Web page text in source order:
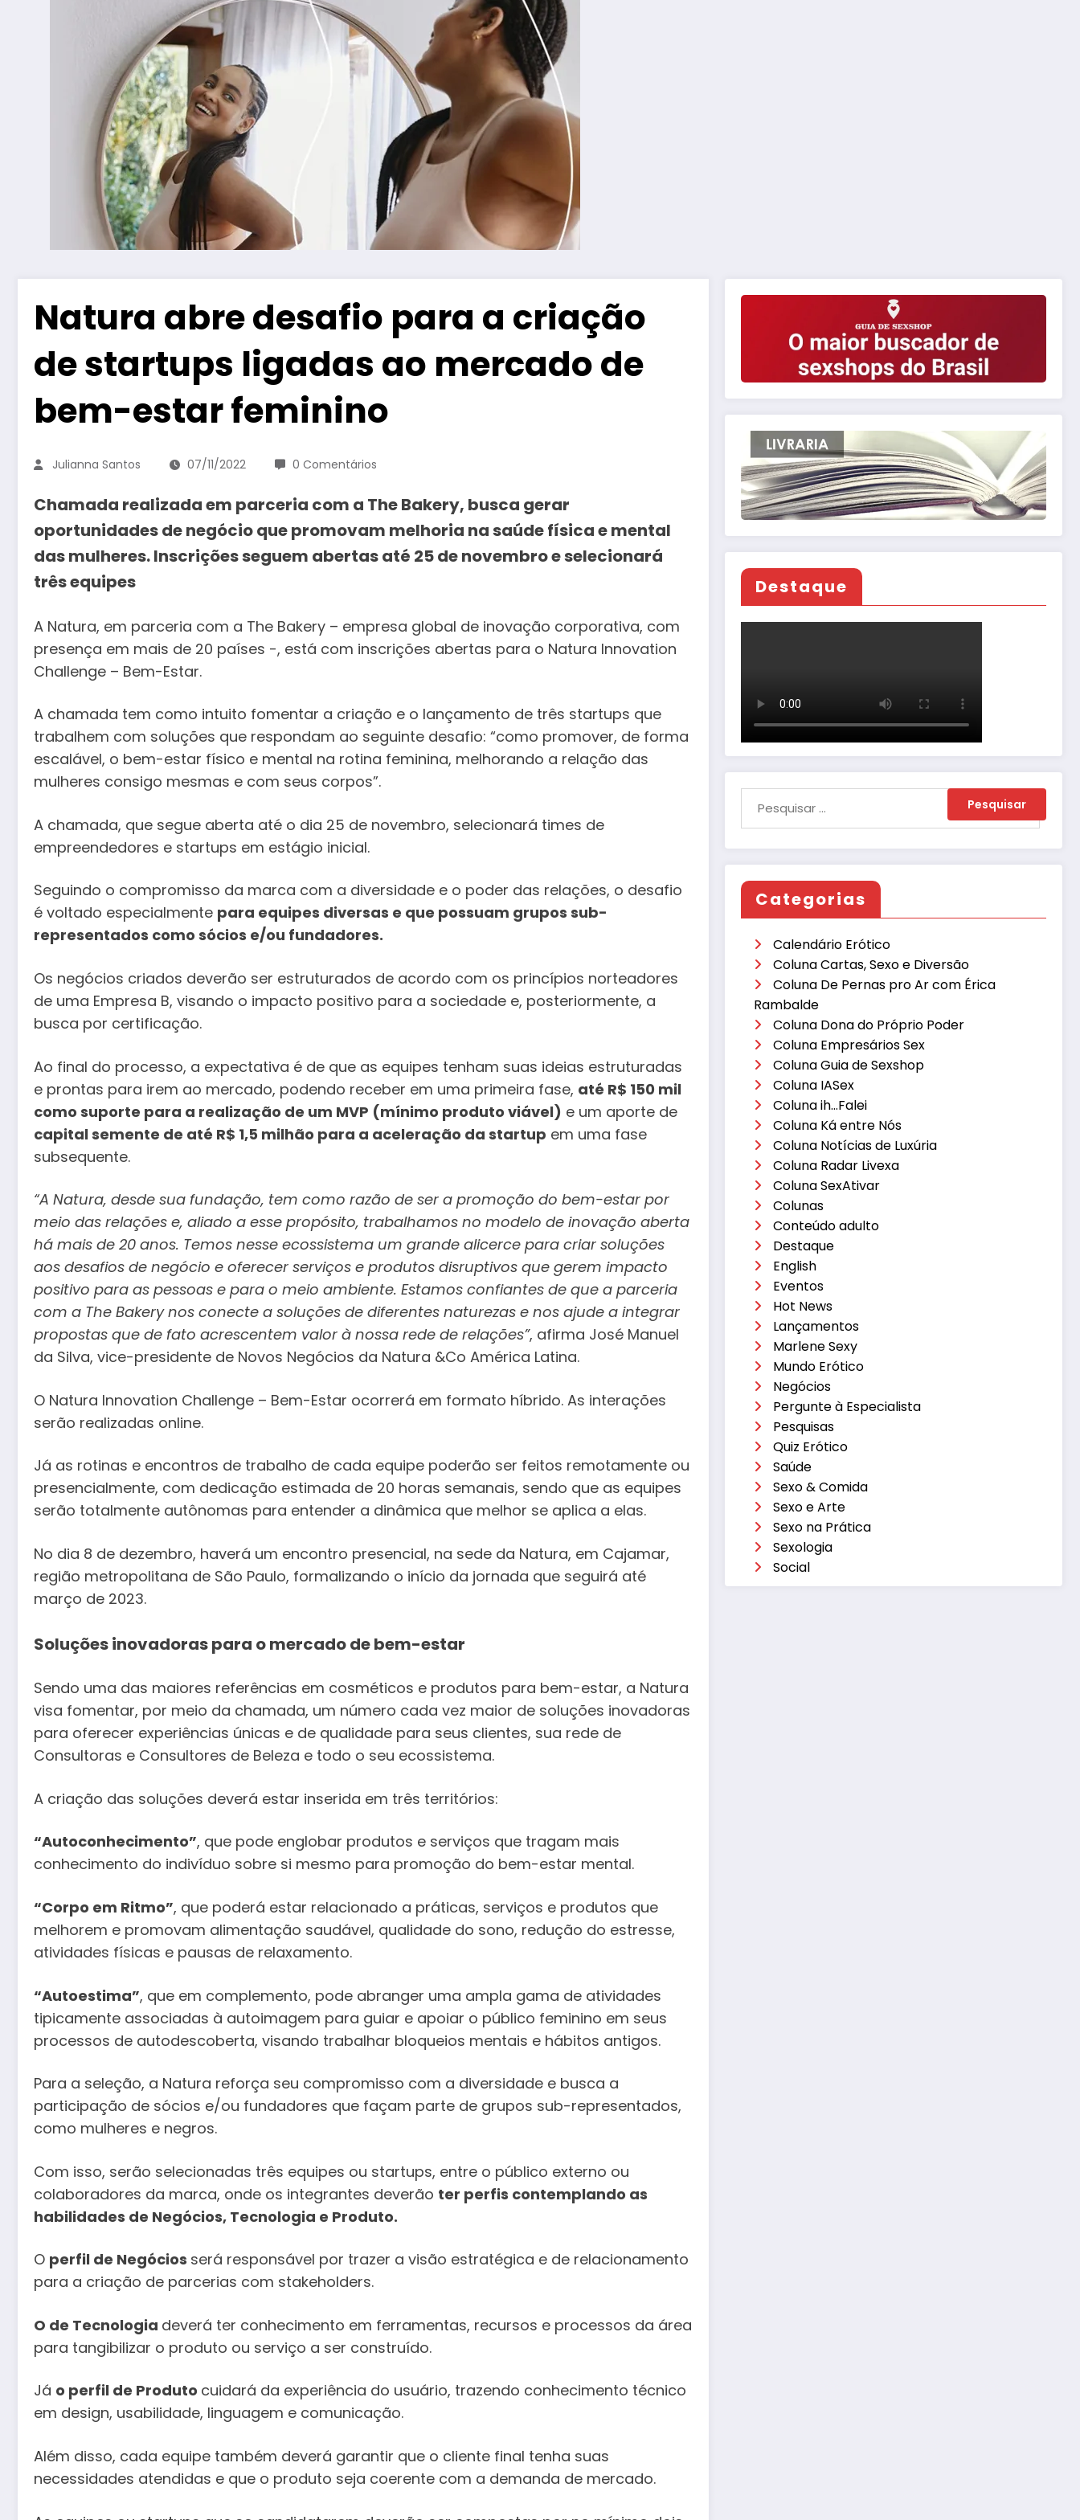
Natura abre desafio para a criação
de startups ligadas ao mercado de
bem-estar feminino
Julianna Santos 07/11/2022 0 Comentários
Chamada realizada em parceria com a The Bakery, busca gerar
oportunidades de negócio que promovam melhoria na saúde física e mental
das mulheres. Inscrições seguem abertas até 25 de novembro e selecionará
três equipes
A Natura, em parceria com a The Bakery – empresa global de inovação corporativa, com
presença em mais de 20 países -, está com inscrições abertas para o Natura Innovation
Challenge – Bem-Estar.
A chamada tem como intuito fomentar a criação e o lançamento de três startups que
trabalhem com soluções que respondam ao seguinte desafio: “como promover, de forma
escalável, o bem-estar físico e mental na rotina feminina, melhorando a relação das
mulheres consigo mesmas e com seus corpos”.
A chamada, que segue aberta até o dia 25 de novembro, selecionará times de
empreendedores e startups em estágio inicial.
Seguindo o compromisso da marca com a diversidade e o poder das relações, o desafio
é voltado especialmente para equipes diversas e que possuam grupos sub-
representados como sócios e/ou fundadores.
Os negócios criados deverão ser estruturados de acordo com os princípios norteadores
de uma Empresa B, visando o impacto positivo para a sociedade e, posteriormente, a
busca por certificação.
Ao final do processo, a expectativa é de que as equipes tenham suas ideias estruturadas
e prontas para irem ao mercado, podendo receber em uma primeira fase, até R$ 150 mil
como suporte para a realização de um MVP (mínimo produto viável) e um aporte de
capital semente de até R$ 1,5 milhão para a aceleração da startup em uma fase
subsequente.
“A Natura, desde sua fundação, tem como razão de ser a promoção do bem-estar por
meio das relações e, aliado a esse propósito, trabalhamos no modelo de inovação aberta
há mais de 20 anos. Temos nesse ecossistema um grande alicerce para criar soluções
aos desafios de negócio e oferecer serviços e produtos disruptivos que gerem impacto
positivo para as pessoas e para o meio ambiente. Estamos confiantes de que a parceria
com a The Bakery nos conecte a soluções de diferentes naturezas e nos ajude a integrar
propostas que de fato acrescentem valor à nossa rede de relações”, afirma José Manuel
da Silva, vice-presidente de Novos Negócios da Natura &Co América Latina.
O Natura Innovation Challenge – Bem-Estar ocorrerá em formato híbrido. As interações
serão realizadas online.
Já as rotinas e encontros de trabalho de cada equipe poderão ser feitos remotamente ou
presencialmente, com dedicação estimada de 20 horas semanais, sendo que as equipes
serão totalmente autônomas para entender a dinâmica que melhor se aplica a elas.
No dia 8 de dezembro, haverá um encontro presencial, na sede da Natura, em Cajamar,
região metropolitana de São Paulo, formalizando o início da jornada que seguirá até
março de 2023.
Soluções inovadoras para o mercado de bem-estar
Sendo uma das maiores referências em cosméticos e produtos para bem-estar, a Natura
visa fomentar, por meio da chamada, um número cada vez maior de soluções inovadoras
para oferecer experiências únicas e de qualidade para seus clientes, sua rede de
Consultoras e Consultores de Beleza e todo o seu ecossistema.
A criação das soluções deverá estar inserida em três territórios:
“Autoconhecimento”, que pode englobar produtos e serviços que tragam mais
conhecimento do indivíduo sobre si mesmo para promoção do bem-estar mental.
“Corpo em Ritmo”, que poderá estar relacionado a práticas, serviços e produtos que
melhorem e promovam alimentação saudável, qualidade do sono, redução do estresse,
atividades físicas e pausas de relaxamento.
“Autoestima”, que em complemento, pode abranger uma ampla gama de atividades
tipicamente associadas à autoimagem para guiar e apoiar o público feminino em seus
processos de autodescoberta, visando trabalhar bloqueios mentais e hábitos antigos.
Para a seleção, a Natura reforça seu compromisso com a diversidade e busca a
participação de sócios e/ou fundadores que façam parte de grupos sub-representados,
como mulheres e negros.
Com isso, serão selecionadas três equipes ou startups, entre o público externo ou
colaboradores da marca, onde os integrantes deverão ter perfis contemplando as
habilidades de Negócios, Tecnologia e Produto.
O perfil de Negócios será responsável por trazer a visão estratégica e de relacionamento
para a criação de parcerias com stakeholders.
O de Tecnologia deverá ter conhecimento em ferramentas, recursos e processos da área
para tangibilizar o produto ou serviço a ser construído.
Já o perfil de Produto cuidará da experiência do usuário, trazendo conhecimento técnico
em design, usabilidade, linguagem e comunicação.
Além disso, cada equipe também deverá garantir que o cliente final tenha suas
necessidades atendidas e que o produto seja coerente com a demanda de mercado.
Destaque
Categorias
Calendário Erótico
Coluna Cartas, Sexo e Diversão
Coluna De Pernas pro Ar com Érica
Rambalde
Coluna Dona do Próprio Poder
Coluna Empresários Sex
Coluna Guia de Sexshop
Coluna IASex
Coluna ih…Falei
Coluna Ká entre Nós
Coluna Notícias de Luxúria
Coluna Radar Livexa
Coluna SexAtivar
Colunas
Conteúdo adulto
Destaque
English
Eventos
Hot News
Lançamentos
Marlene Sexy
Mundo Erótico
Negócios
Pergunte à Especialista
Pesquisas
Quiz Erótico
Saúde
Sexo & Comida
Sexo e Arte
Sexo na Prática
Sexologia
Social